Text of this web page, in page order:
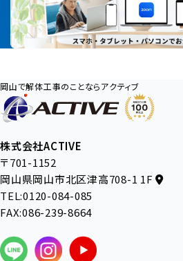
岡山で解体工事のことならアクティブ
株式会社ACTIVE
〒701-1152
岡山県岡山市北区津高708-1 1F
TEL:0120-084-085
FAX:086-239-8664